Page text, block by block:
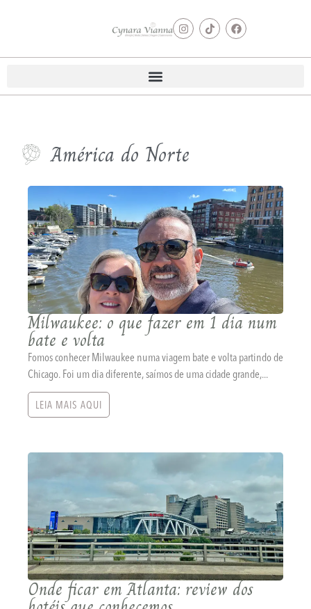
América do Norte
Milwaukee: o que fazer em 1 dia num
bate e volta
Fomos conhecer Milwaukee numa viagem bate e volta partindo de
Chicago. Foi um dia diferente, saímos de uma cidade grande,...
LEIA MAIS AQUI
Onde ficar em Atlanta: review dos